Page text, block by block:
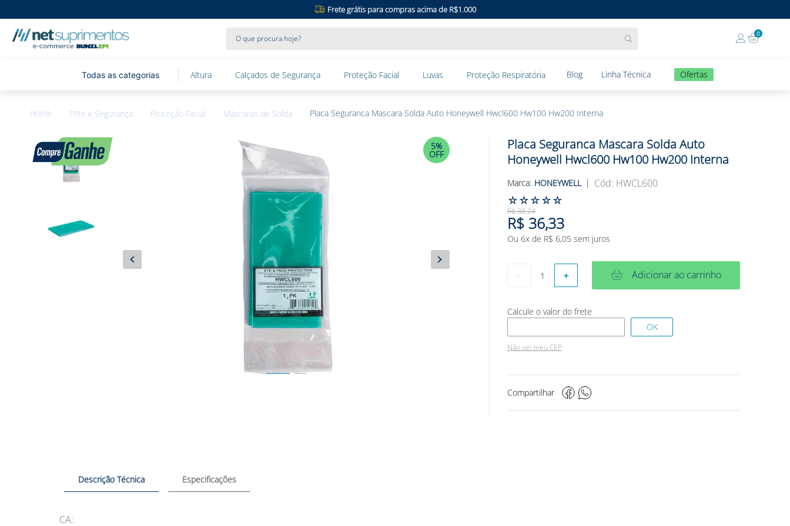
Frete grátis para compras acima de R$1.000
0
Altura Calçados de Segurança Proteção Facial Luvas Proteção Respiratória Blog Linha Técnica Ofertas
EPIs e Segurança Proteção Facial Máscaras de Solda Placa Seguranca Mascara Solda Auto Honeywell Hwcl600 Hw100 Hw200 Interna
5%
OFF
Placa Seguranca Mascara Solda Auto
Honeywell Hwcl600 Hw100 Hw200 Interna
HONEYWELL : HWCL600
☆☆☆☆☆
R$38,24
R$ 36,33
Ou 6x de R$ 6,05 sem juros
＋ Adicionar ao carrinho
Não sei meu CEP
Compartilhar
Descrição Técnica Especificações
CA: